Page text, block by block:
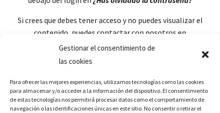
Gestionar el consentimiento de
las cookies
Para ofrecer las mejores experiencias, utilizamos tecnologías como las cookies
para almacenar y/o acceder a la información del dispositivo. El consentimiento
de estas tecnologías nos permitirá procesar datos como el comportamiento de
navegación o las identificaciones únicas en este sitio. No consentir o retirar el
Si crees que debes tener acceso y no puedes visualizar el
contenido, puedes contactar con nosotros en
soporte@psiconeuroinmunologia.eu